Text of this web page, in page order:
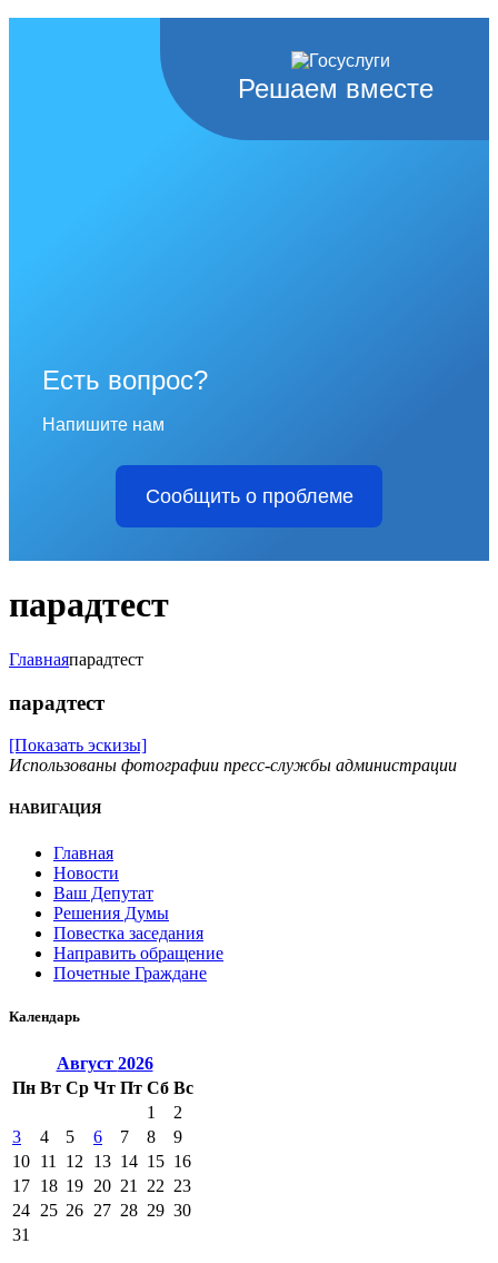
Решаем вместе
Есть вопрос?
Напишите нам
Сообщить о проблеме
парадтест
Главнаяпарадтест
парадтест
[Показать эскизы]
Использованы фотографии пресс-службы администрации
НАВИГАЦИЯ
Главная
Новости
Ваш Депутат
Решения Думы
Повестка заседания
Направить обращение
Почетные Граждане
Календарь
Август 2026
Пн Вт Ср Чт Пт Сб Вс
1
2
3
4 5 6 7 8
9
10 11 12 13 14 15 16
17 18 19 20 21 22 23
24 25 26 27 28 29 30
31